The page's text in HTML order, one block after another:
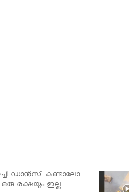
ഡാൻസ് കണ്ടാലോ
ഒരു രക്ഷയും ഇല്ല..